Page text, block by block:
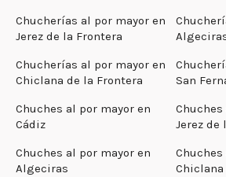
Chucherías al por mayor en
Jerez de la Frontera
Chucherías al por mayor en
Chiclana de la Frontera
San
Chuches al por mayor en
Cádiz
Jerez de
Chuches al por mayor en
Algeciras